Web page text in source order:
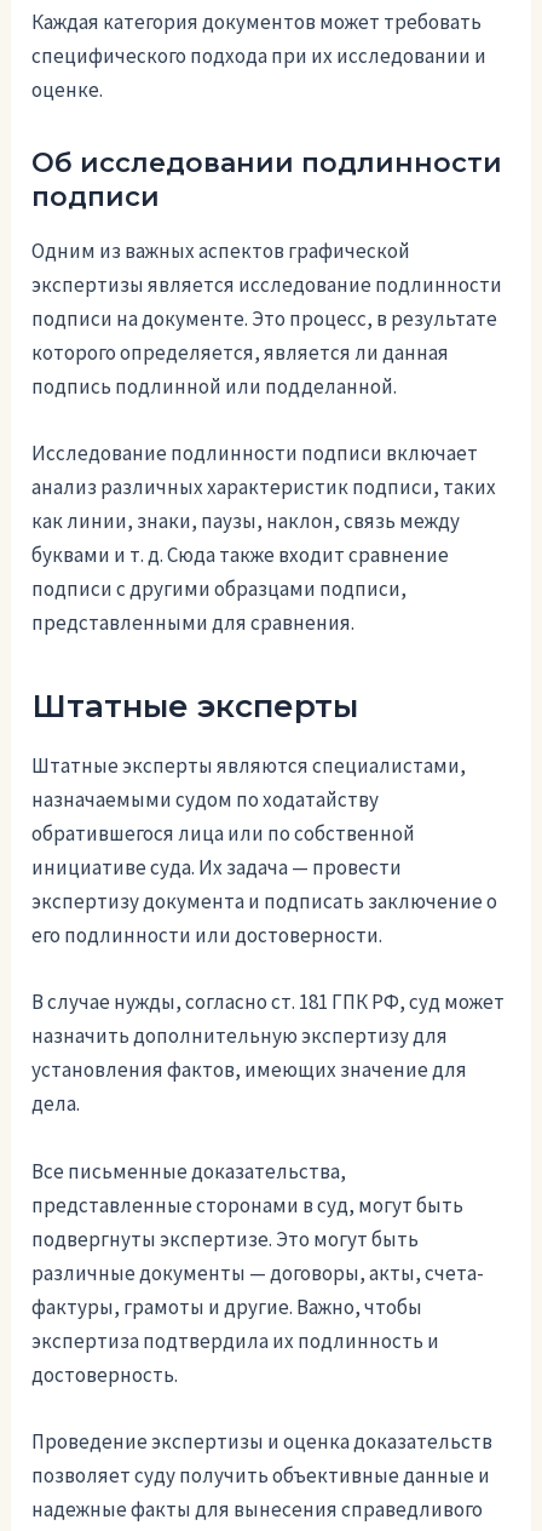
Каждая категория документов может требовать
специфического подхода при их исследовании и
оценке.
Об исследовании подлинности
подписи
Одним из важных аспектов графической
экспертизы является исследование подлинности
подписи на документе. Это процесс, в результате
которого определяется, является ли данная
подпись подлинной или подделанной.
Исследование подлинности подписи включает
анализ различных характеристик подписи, таких
как линии, знаки, паузы, наклон, связь между
буквами и т. д. Сюда также входит сравнение
подписи с другими образцами подписи,
представленными для сравнения.
Штатные эксперты
Штатные эксперты являются специалистами,
назначаемыми судом по ходатайству
обратившегося лица или по собственной
инициативе суда. Их задача — провести
экспертизу документа и подписать заключение о
его подлинности или достоверности.
В случае нужды, согласно ст. 181 ГПК РФ, суд может
назначить дополнительную экспертизу для
установления фактов, имеющих значение для
дела.
Все письменные доказательства,
представленные сторонами в суд, могут быть
подвергнуты экспертизе. Это могут быть
различные документы — договоры, акты, счета-
фактуры, грамоты и другие. Важно, чтобы
экспертиза подтвердила их подлинность и
достоверность.
Проведение экспертизы и оценка доказательств
позволяет суду получить объективные данные и
надежные факты для вынесения справедливого